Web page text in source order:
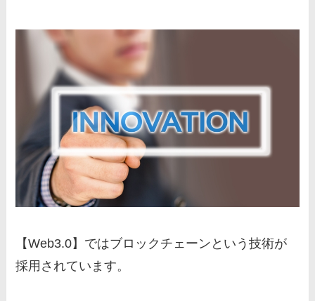
【Web3.0】ではブロックチェーンという技術が
採用されています。